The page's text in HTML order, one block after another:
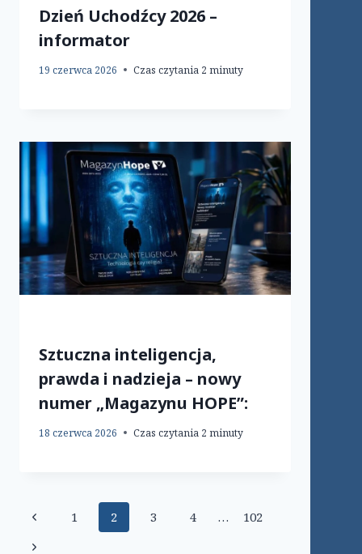
Dzień Uchodźcy 2026 –
informator
19 czerwca 2026 Czas czytania 2 minuty
Sztuczna inteligencja,
prawda i nadzieja – nowy
numer „Magazynu HOPE”:
18 czerwca 2026 Czas czytania 2 minuty
Nawigacja
strony
Poprzednia
strona
1 2 3 4 …
102
Następna